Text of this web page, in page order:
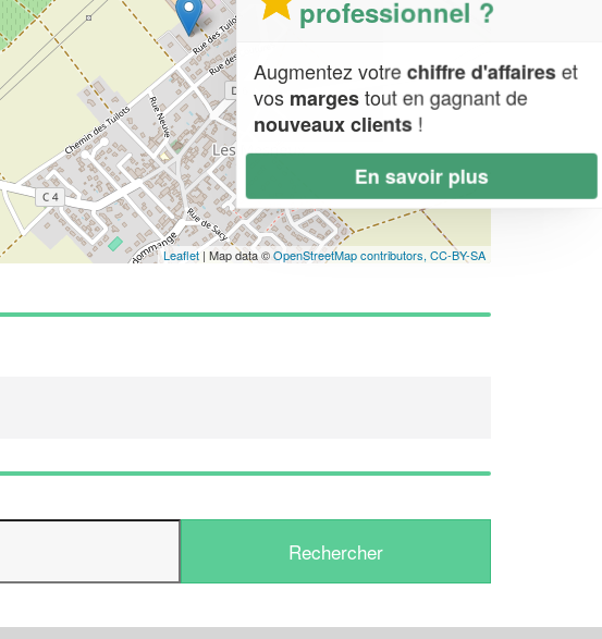
Leaflet | Map data ©OpenStreetMap contributors, CC-BY-SA
professionnel ?
Augmentez votrechiffre d'affaireset
vos margestout en gagnant de
nouveaux clients!
En savoir plus